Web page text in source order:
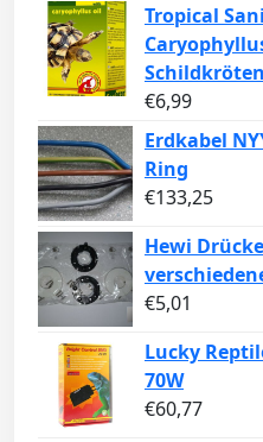
Tropical
€6,99
Erdkabel
Ring
€133,25
Hewi
€5,01
Lucky
70W
€60,77